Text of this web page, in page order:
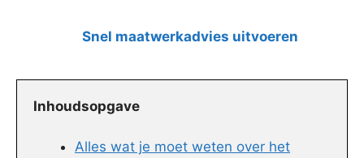
Snel maatwerkadvies uitvoeren
Inhoudsopgave
Alles wat je moet weten over het